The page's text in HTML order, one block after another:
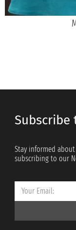
Subscribe
Stay informed
subscribing to our